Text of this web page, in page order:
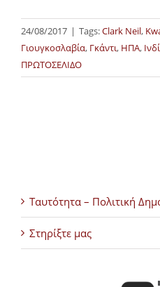
24/08/2017 | Tags:Clark Neil,
Γιουγκοσλαβία, Γκάντι, ΗΠΑ,
ΠΡΩΤΟΣΕΛΙΔΟ
Ταυτότητα – Πολιτική
Στηρίξτε μας